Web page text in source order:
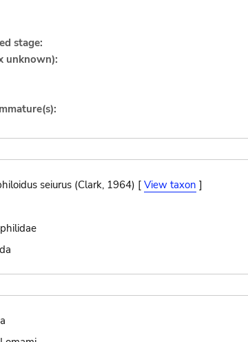
stage:
unknown):
seiurus (Clark, 1964) [ View taxon ]